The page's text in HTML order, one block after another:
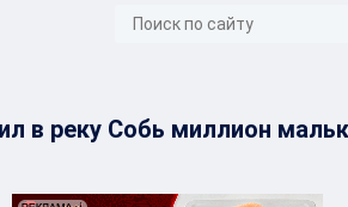
в реку Собь миллион